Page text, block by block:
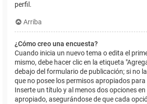
perfil.
Arriba
¿Cómo creo una encuesta?
Cuando inicia un nuevo tema o edita el
mismo, debe hacer clic en la etiqueta
debajo del formulario de publicación; si no
que no posee los permisos apropiados
Inserte un título y al menos dos opciones
apropiado, asegurándose de que cada